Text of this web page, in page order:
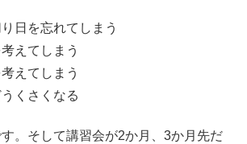
日を忘れてしまう
えてしまう
えてしまう
くさくなる
。そして講習会が2か月、3か月先だ